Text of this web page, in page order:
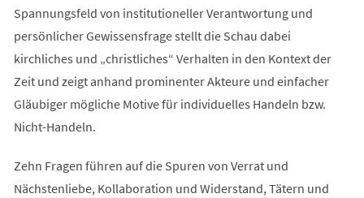
Spannungsfeld von institutioneller Verantwortung und
persönlicher Gewissensfrage stellt die Schau dabei
kirchliches und „christliches“ Verhalten in den Kontext der
Zeit und zeigt anhand prominenter Akteure und einfacher
Gläubiger mögliche Motive für individuelles Handeln bzw.
Nicht-Handeln.
Zehn Fragen führen auf die Spuren von Verrat und
Nächstenliebe, Kollaboration und Widerstand, Tätern und